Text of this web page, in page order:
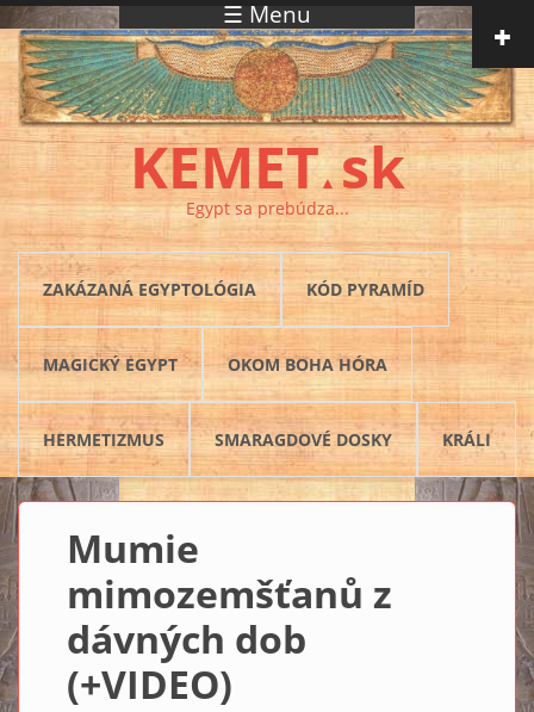
Skočiť na hlavný obsah ☰ Menu
KEMET▲ sk
Egypt sa prebúdza...
ZAKÁZANÁ EGYPTOLÓGIA KÓD PYRAMÍD
MAGICKÝ EGYPT OKOM BOHA HÓRA
HERMETIZMUS SMARAGDOVÉ DOSKY KRÁLI
Mumie
mimozemšťanů z
dávných dob
(+VIDEO)